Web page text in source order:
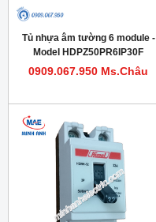
Tủ nhựa âm tường 6 module -
Model HDPZ50PR6IP30F
0909.067.950 Ms.Châu